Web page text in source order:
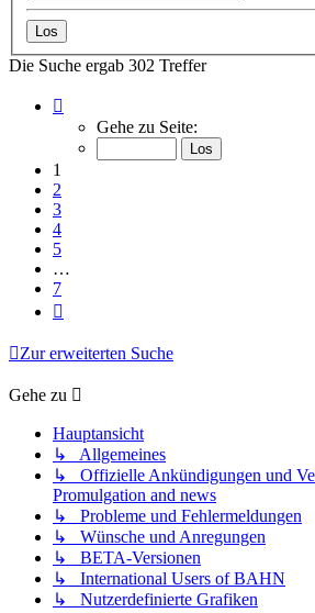
Die Suche ergab 302 Treffer
von
Gehe zu Seite:
1
2
3
4
5
…
7
Zur erweiterten Suche
Gehe zu
Hauptansicht
↳ Allgemeines
↳ Offizielle Ankündigungen und
Promulgation and news
↳ Probleme und Fehlermeldungen
↳ Wünsche und Anregungen
↳ BETA-Versionen
↳ International Users of BAHN
↳ Nutzerdefinierte Grafiken